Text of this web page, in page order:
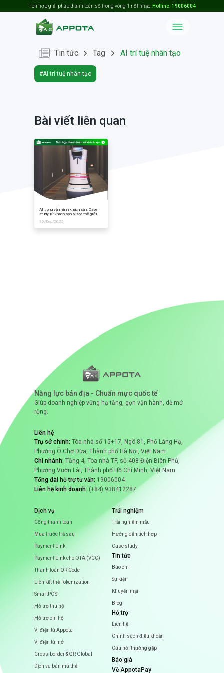
Tích hợp giải pháp thanh toán số trong vòng 1 nốt nhạc. Hotline: 19006004
Tin tức Tag AI trí tuệ nhân tạo
#AI trí tuệ nhân tạo
Bài viết liên quan
AI trong vận hành khách sạn: Case
study từ khách sạn 5 sao thế giới
30/Dec/2025
Năng lực bản địa - Chuẩn mực quốc tế
Giúp doanh nghiệp vững hạ tầng, gọn vận hành, dễ mở
rộng.
Liên hệ
Trụ sở chính: Tòa nhà số 15+17, Ngõ 81, Phố Láng Hạ,
Phường Ô Chợ Dừa, Thành phố Hà Nội, Việt Nam
Chi nhánh: Tầng 4, Tòa nhà TF, số 408 Điện Biên Phủ,
Phường Vườn Lài, Thành phố Hồ Chí Minh, Việt Nam
Tổng đài hỗ trợ tư vấn: 19006004
Liên hệ kinh doanh: (+84) 938412287
Dịch vụ
Cổng thanh toán
Mua trước trả sau
Payment Link
Payment Link cho OTA (VCC)
Thanh toán QR Code
Liên kết thẻ Tokenization
SmartPOS
Hỗ trợ thu hộ
Hỗ trợ chi hộ
Ví điện tử Appota
Ví điện tử mở
Cross-border & QR Global
Dịch vụ bán mã thẻ
Trải nghiệm
Trải nghiệm mẫu
Hướng dẫn tích hợp
Case study
Tin tức
Báo chí
Sự kiện
Khuyến mại
Blog
Hỗ trợ
Liên hệ
Chính sách điều khoản
Câu hỏi thường gặp
Báo giá
Về AppotaPay